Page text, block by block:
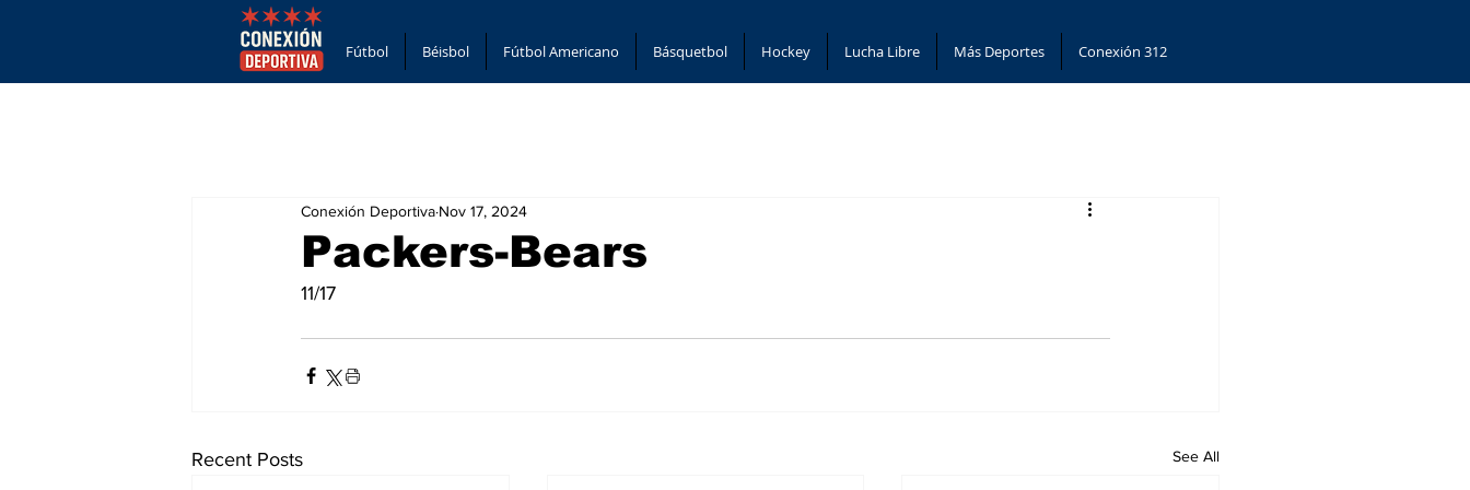
Fútbol Béisbol Fútbol Americano Básquetbol Hockey Lucha Libre Más Deportes Conexión 312
Packers-Bears
Conexión Deportiva Nov 17, 2024
11/17
Recent Posts See All